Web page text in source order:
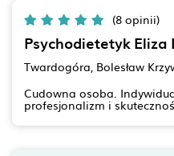
(8 opinii)
Psychodietetyk Eliza
Twardogóra, Bolesław
Cudowna osoba.
profesjonalizm i
widoczne po pierwszym
prawie 18 kg. w ciągu 7